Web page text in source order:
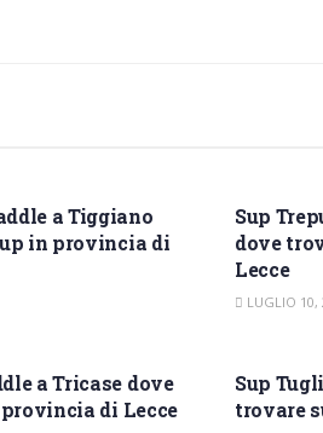
a Tiggiano
in provincia di
Sup
dove
Lecce
LUGLIO 10,
a Tricase dove
di Lecce
Sup
trovare